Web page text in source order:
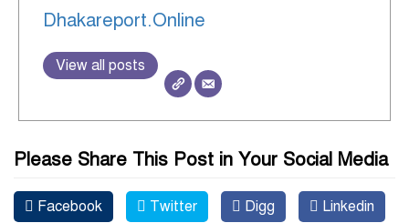
Dhakareport.Online
View all posts
Please Share This Post in Your Social Media
Facebook Twitter Digg Linkedin